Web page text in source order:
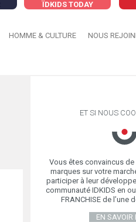
ÏDKIDS TODAY
HOMME & CULTURE NOUS
ET SI NOUS
Vous êtes convaincus de
marques sur votre
participer à leur
communauté IDKIDS en
FRANCHISE de l’une
EN SAVOIR